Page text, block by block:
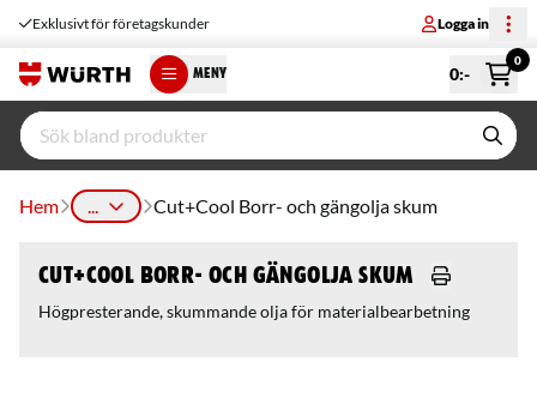
Exklusivt för företagskunder Logga in
MENY 0:-
0
Hem ... Cut+Cool Borr- och gängolja skum
Cut+Cool Borr- och gängolja skum
Högpresterande, skummande olja för materialbearbetning